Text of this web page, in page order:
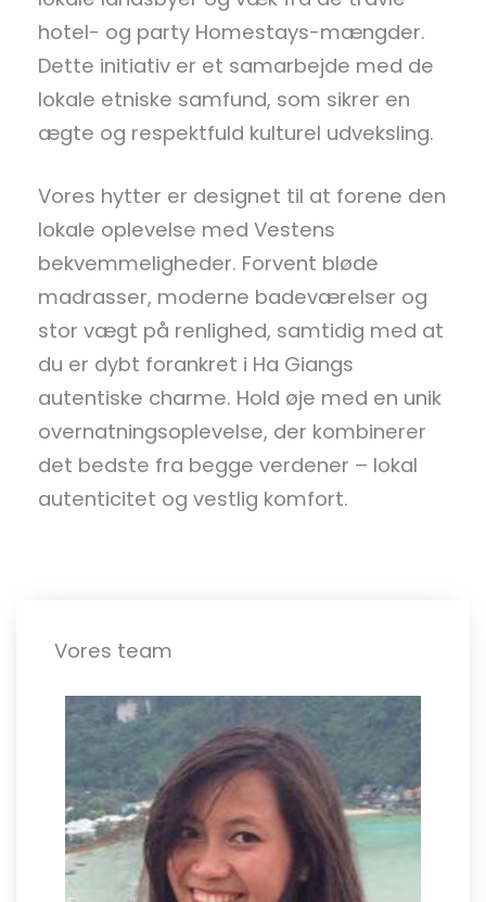
hotel- og party Homestays-mængder.
Dette initiativ er et samarbejde med de
lokale etniske samfund, som sikrer en
ægte og respektfuld kulturel udveksling.
Vores hytter er designet til at forene den
lokale oplevelse med Vestens
bekvemmeligheder. Forvent bløde
madrasser, moderne badeværelser og
stor vægt på renlighed, samtidig med at
du er dybt forankret i Ha Giangs
autentiske charme. Hold øje med en unik
overnatningsoplevelse, der kombinerer
det bedste fra begge verdener – lokal
autenticitet og vestlig komfort.
Vores team